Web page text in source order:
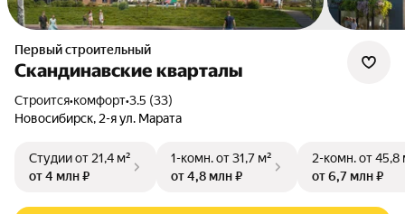
Первый строительный
Скандинавские кварталы
Строится•комфорт•3.5 (33)
Новосибирск, 2-я ул. Марата
Студииот 21,4 м²
от 4 млн ₽
1-комн.от 31,7 м²
от 4,8 млн ₽
2-комн.от 45,8
от 6,7 млн ₽